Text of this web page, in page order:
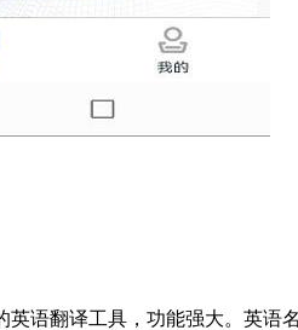
英语翻译工具，功能强大。英语